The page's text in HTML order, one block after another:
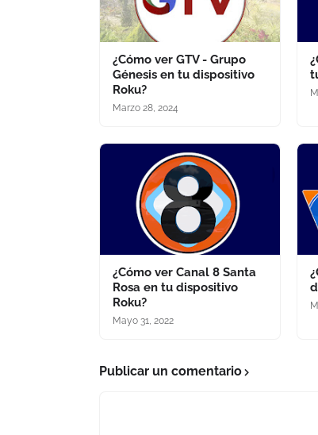
¿Cómo ver GTV - Grupo
Génesis en tu dispositivo
Roku?
Marzo 28, 2024
¿Cómo ver Canal 8 Santa
Rosa en tu dispositivo
Roku?
Mayo 31, 2022
Publicar un comentario